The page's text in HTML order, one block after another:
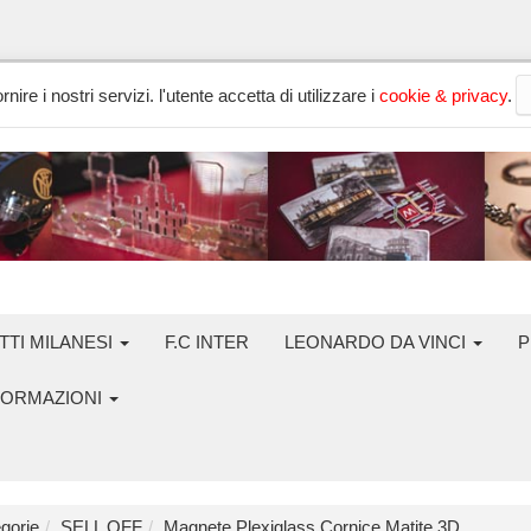
i nostri servizi. l'utente accetta di utilizzare i cookie & privacy.
MILANESI F.C INTER LEONARDO DA VINCI
SELL OFF Magnete Plexiglass Cornice Matite 3D